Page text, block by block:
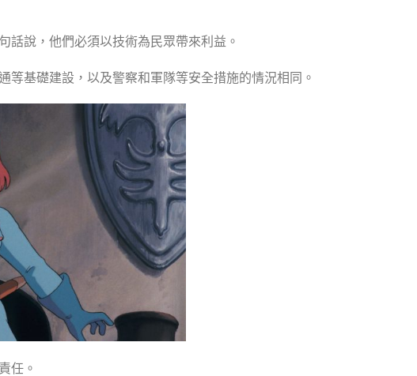
話說，他們必須以技術為民眾帶來利益。
等基礎建設，以及警察和軍隊等安全措施的情況相同。
任。